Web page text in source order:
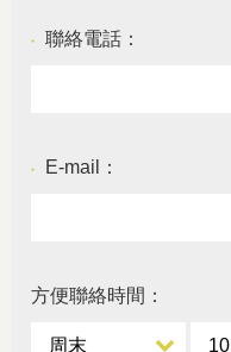
● 聯絡電話：
● E-mail：
方便聯絡時間：